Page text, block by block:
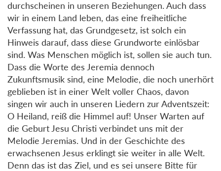
durchscheinen in unseren Beziehungen. Auch dass
wir in einem Land leben, das eine freiheitliche
Verfassung hat, das Grundgesetz, ist solch ein
Hinweis darauf, dass diese Grundworte einlösbar
sind. Was Menschen möglich ist, sollen sie auch tun.
Dass die Worte des Jeremia dennoch
Zukunftsmusik sind, eine Melodie, die noch unerhört
geblieben ist in einer Welt voller Chaos, davon
singen wir auch in unseren Liedern zur Adventszeit:
O Heiland, reiß die Himmel auf! Unser Warten auf
die Geburt Jesu Christi verbindet uns mit der
Melodie Jeremias. Und in der Geschichte des
erwachsenen Jesus erklingt sie weiter in alle Welt.
Denn das ist das Ziel, und es sei unsere Bitte für